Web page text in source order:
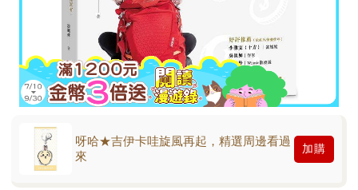
呀哈★吉伊卡哇旋風再起，精選周邊看過
來
加購